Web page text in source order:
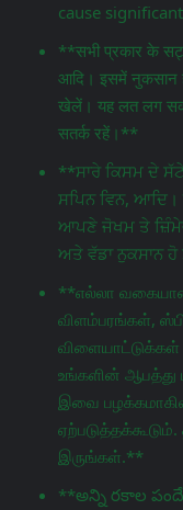
cause
**सभी प्रकार के
आदि। इसमें नुकसान
खेलें। यह लत लग
सतर्क रहें।**
**ਸਾਰੇ ਕਿਸਮ ਦੇ
ਸਪਿਨ ਵਿਨ,
ਆਪਣੇ ਜੋਖਮ ਤੇ
ਅਤੇ ਵੱਡਾ ਨੁਕਸਾਨ ਹੋ
**எல்லா
விளம்பரங்கள்,
விளையாட்டுக்கள்
உங்களின் ஆபத்து
இவை
இருங்கள்.**
**అన్ని రకాల